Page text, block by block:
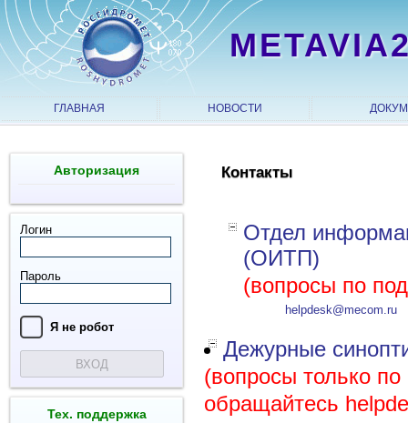
ГЛАВНАЯ НОВОСТИ
Авторизация
Логин
Пароль
Я нe рoбoт
ВХОД
Тех. поддержка
Контакты
Отдел
(ОИТП)
(вопросы по
helpdesk@mecom.ru
Дежурные
(вопросы только
обращайтесь